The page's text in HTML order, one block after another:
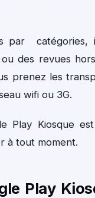
par catégories,
des revues
prenez les
wifi ou 3G.
Play Kiosque
à tout moment.
Play